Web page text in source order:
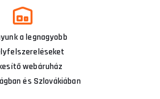
a legnagyobb
webáruház
és Szlovákiában